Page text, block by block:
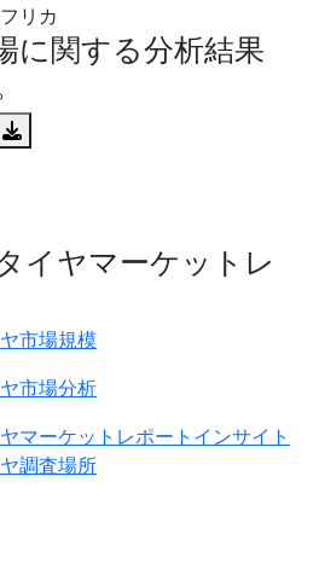
リカ
に関する分析結果
イヤマーケットレ
市場規模
市場分析
マーケットレポートインサイト
調査場所